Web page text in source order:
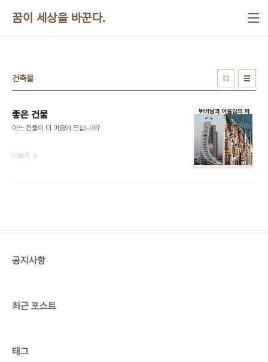
꿈이 세상을 바꾼다.
건축물
좋은 건물
어느 건물이 더 마음에 드십니까?​​​
더보기
공지사항
최근 포스트
태그